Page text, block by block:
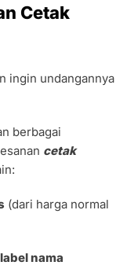
Cetak
ingin undangannya
berbagai
cetak
(dari harga normal
nama